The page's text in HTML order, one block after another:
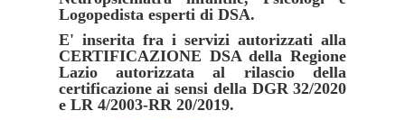
Logopedista esperti di DSA.
E' inserita fra i servizi autorizzati alla
CERTIFICAZIONE DSA della Regione
Lazio autorizzata al rilascio della
certificazione ai sensi della DGR 32/2020
e LR 4/2003-RR 20/2019.